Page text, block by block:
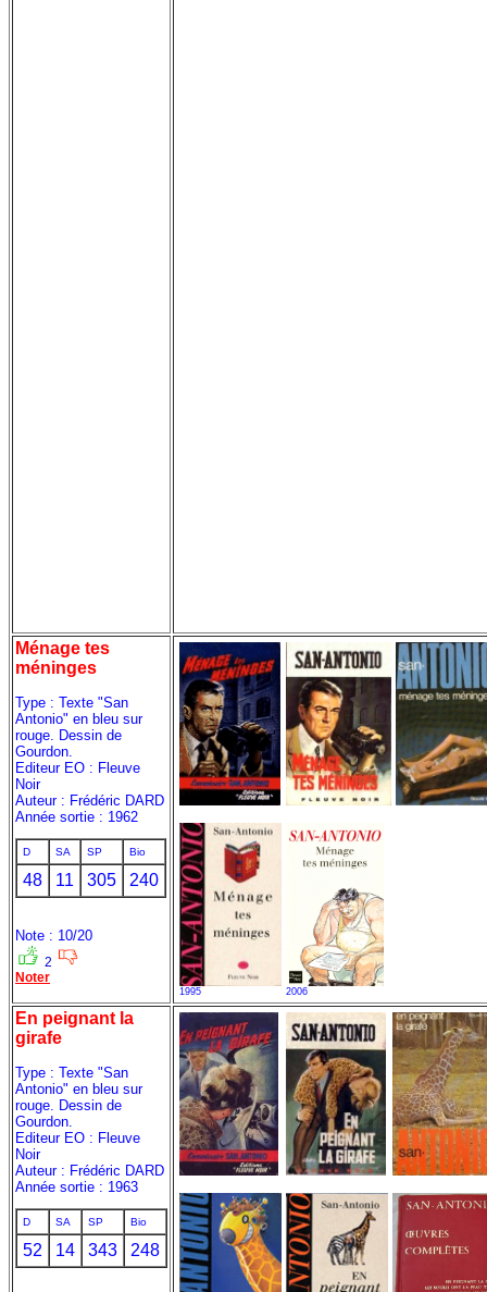
Ménage tes
méninges
Type : Texte "San
Antonio" en bleu sur
rouge. Dessin de
Gourdon.
Editeur EO : Fleuve
Noir
Auteur : Frédéric DARD
Année sortie : 1962
D SA SP Bio
48 11 305 240
Note : 10/20
2
Noter
1995 2006
En peignant la
girafe
Type : Texte "San
Antonio" en bleu sur
rouge. Dessin de
Gourdon.
Editeur EO : Fleuve
Noir
Auteur : Frédéric DARD
Année sortie : 1963
D SA SP Bio
52 14 343 248